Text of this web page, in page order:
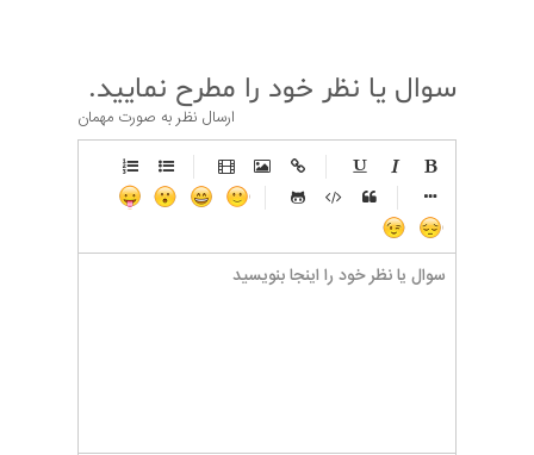
سوال یا نظر خود را مطرح نمایید.
ارسال نظر به صورت مهمان
-
-
-
-
-
-
-
-
-
-
-
-